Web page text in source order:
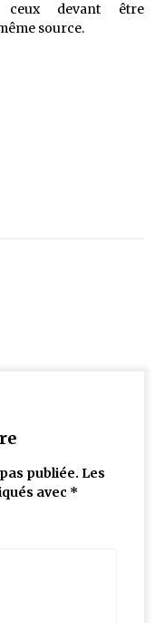
ceux devant être
source.
publiée. Les
avec *